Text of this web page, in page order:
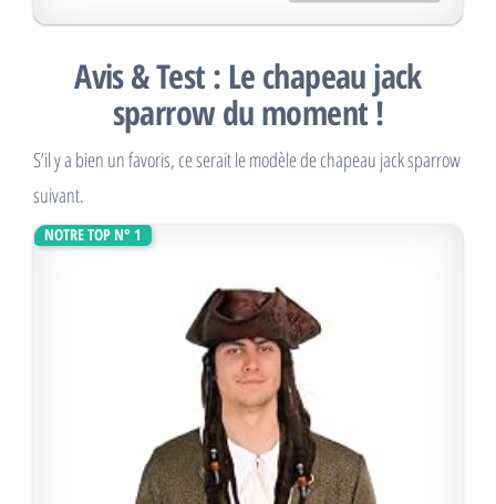
Avis & Test : Le chapeau jack
sparrow du moment !
S’il y a bien un favoris, ce serait le modèle de chapeau jack sparrow
suivant.
NOTRE TOP N° 1